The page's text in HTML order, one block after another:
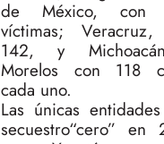
de México, con
víctimas;
142, y
Morelos con 118
cada uno.
Las únicas
secuestro cero
en